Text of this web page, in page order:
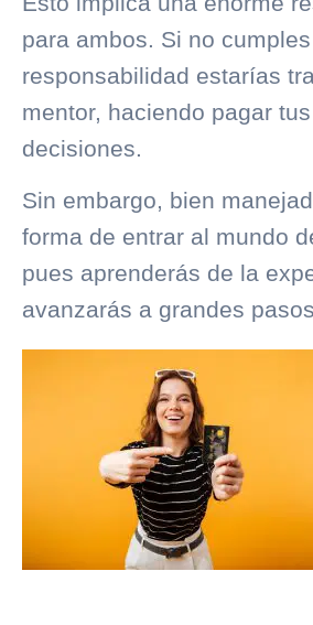
para ambos. Si no
responsabilidad estarías
mentor, haciendo pagar
decisiones.
Sin embargo, bien
forma de entrar al mundo
pues aprenderás de la
avanzarás a grandes